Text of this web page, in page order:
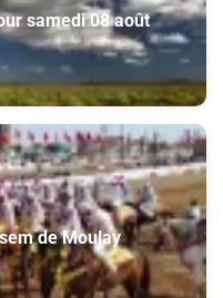
samedi 08 août
de Moulay